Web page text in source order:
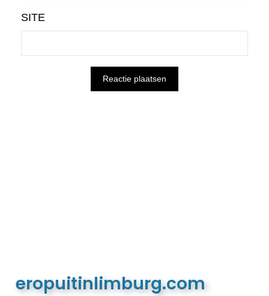
SITE
eropuitinlimburg.com